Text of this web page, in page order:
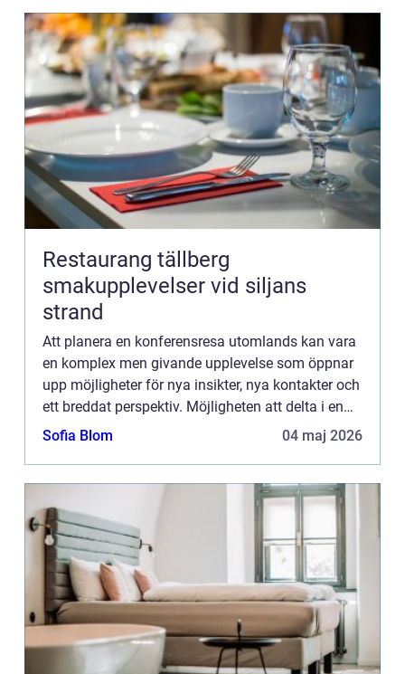
Restaurang tällberg
smakupplevelser vid siljans
strand
Att planera en konferensresa utomlands kan vara
en komplex men givande upplevelse som öppnar
upp möjligheter för nya insikter, nya kontakter och
ett breddat perspektiv. Möjligheten att delta i en
internationell konferens inneb&aum...
Sofia Blom 04 maj 2026